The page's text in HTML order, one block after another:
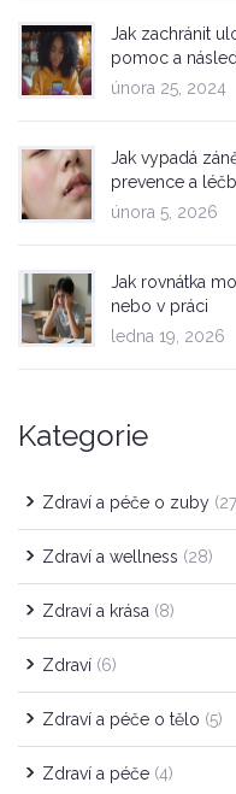
Jak zachránit
pomoc a
února 25, 2024
Jak vypadá
prevence a
února 5, 2026
Jak rovnátka
nebo v práci
ledna 19, 2026
Kategorie
Zdraví a péče o zuby
Zdraví a wellness (28)
Zdraví a krása (8)
Zdraví (6)
Zdraví a péče o tělo (5)
Zdraví a péče (4)